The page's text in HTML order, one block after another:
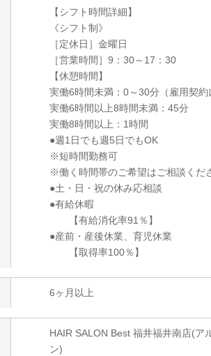
【シフト時間詳細】
《シフト制》
［定休日］金曜日
［営業時間］9：30～17：30
【休憩時間】
実働6時間未満：0～30分（雇用契約
実働6時間以上8時間未満：45分
実働8時間以上：1時間
●週1日でも週5日でもOK
※短時間勤務可
※働く時間帯のご希望はご相談くだ
●土・日・祝の休み応相談
●有給休暇
【有給消化率91％】
●産前・産後休業、育児休業
【取得率100％】
6ヶ月以上
HAIR SALON Best 福井福井南店(ア
ン)